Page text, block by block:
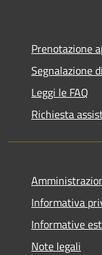
Prenotazione
Segnalazione
Leggi le FAQ
Richiesta
Informativa
Informative
Note legali